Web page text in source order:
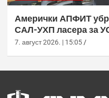
Амерички АПФИТ
САЛ-УХП ласера за
7. август 2026. | 15:05